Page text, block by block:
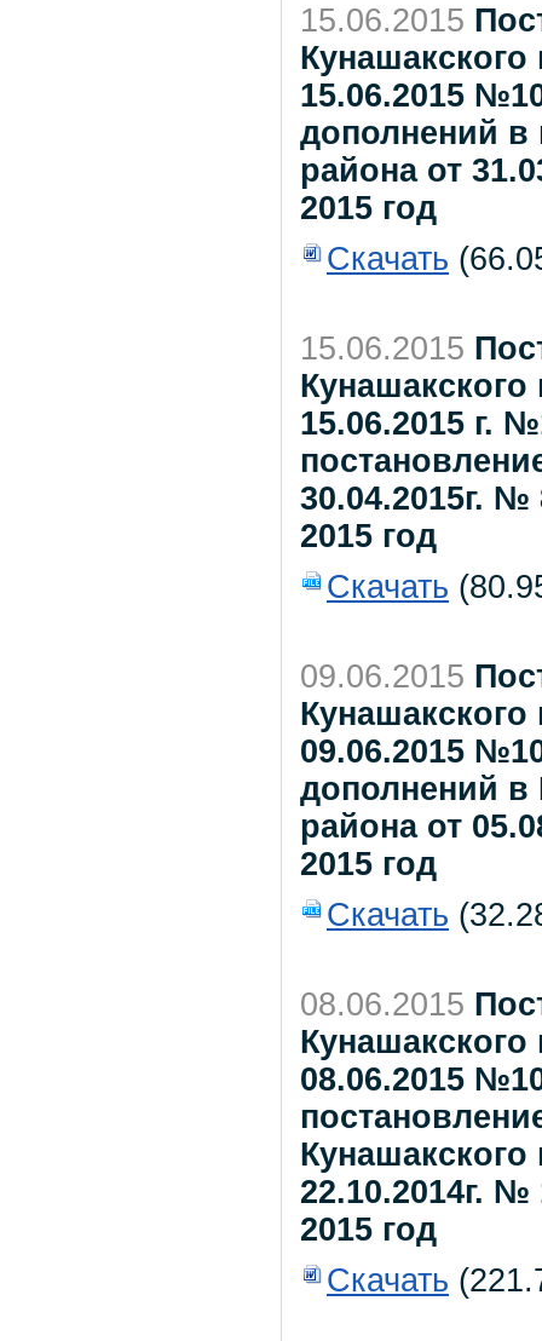
15.06.2015
15.06.2015
дополнений в
района от
2015 год
Скачать
15.06.2015
15.06.2015 г.
30.04.2015г. №
2015 год
Скачать
09.06.2015
09.06.2015
дополнений в
района от
2015 год
Скачать
08.06.2015
08.06.2015
22.10.2014г. №
2015 год
Скачать